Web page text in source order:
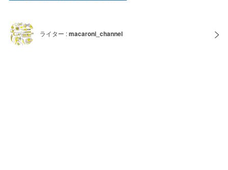
ライター :macaroni_channel